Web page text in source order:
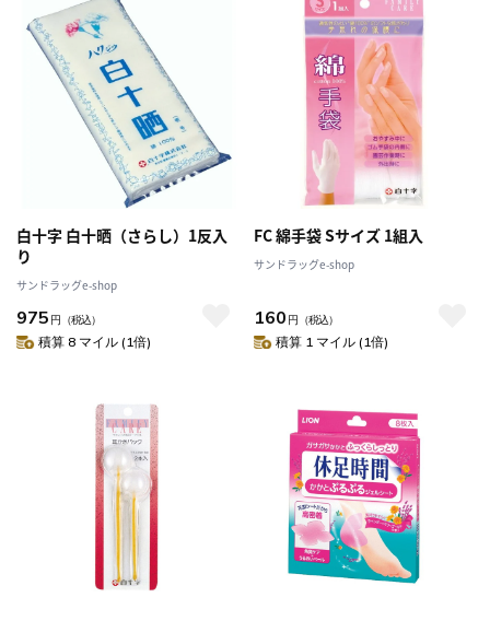
白十字 白十晒（さらし）1反入
り
サンドラッグe-shop
975 円 （税込）
積算 8 マイル (1倍)
FC 綿手袋 Sサイズ 1組入
サンドラッグe-shop
160 円 （税込）
積算 1 マイル (1倍)